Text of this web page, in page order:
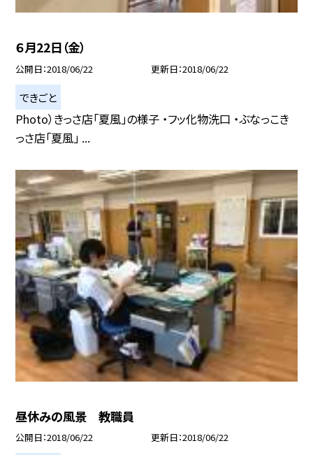
６月22日（金）
公開日 2018/06/22 更新日 2018/06/22
できごと
Photo）きっさ店「夏風」の様子 ・フッ化物洗口 ・ぶなっこき
っさ店「夏風」 ...
昼休みの風景 教職員
公開日 2018/06/22 更新日 2018/06/22